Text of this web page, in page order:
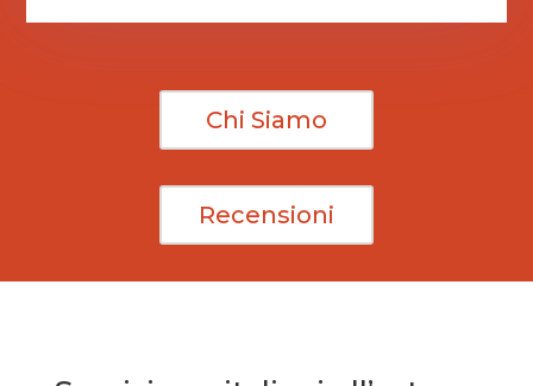
Chi Siamo
Recensioni